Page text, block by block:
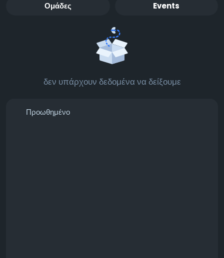
Ομάδες Events
δεν υπάρχουν δεδομένα να δείξουμε
Προωθημένο